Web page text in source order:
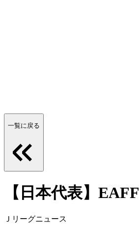
一覧に戻る
【日本代表】
Ｊリーグニュース